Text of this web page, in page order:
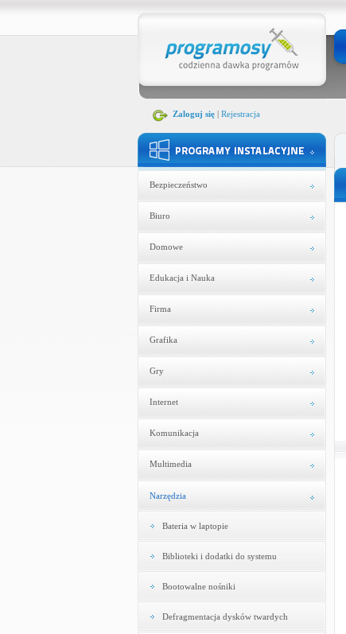
Zaloguj się| Rejestracja
Bezpieczeństwo
Biuro
Domowe
Edukacja i Nauka
Firma
Grafika
Gry
Internet
Komunikacja
Multimedia
Narzędzia
Bateria w laptopie
Biblioteki i dodatki do systemu
Bootowalne nośniki
Defragmentacja dysków twardych